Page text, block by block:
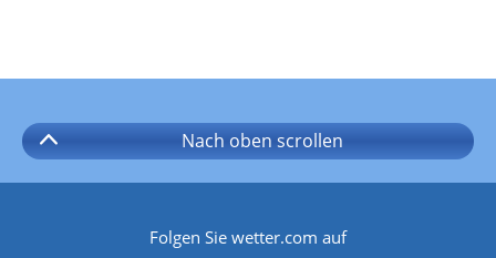
Nach oben scrollen
Folgen Sie wetter.com auf